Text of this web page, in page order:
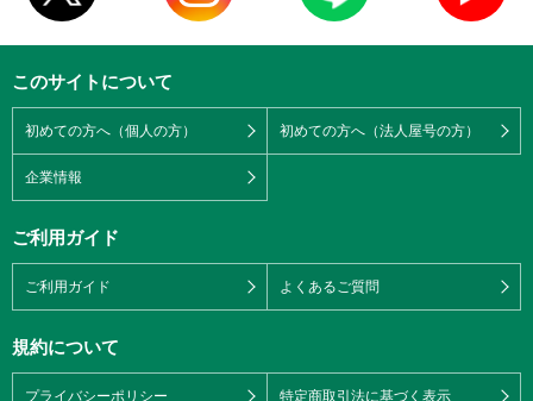
このサイトについて
初めての方へ（個人の方） 初めての方へ（法人屋号の方）
企業情報
ご利用ガイド
ご利用ガイド よくあるご質問
規約について
プライバシーポリシー 特定商取引法に基づく表示